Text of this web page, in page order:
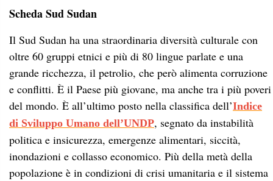
Scheda Sud Sudan
Il Sud Sudan ha una straordinaria diversità culturale con
oltre 60 gruppi etnici e più di 80 lingue parlate e una
grande ricchezza, il petrolio, che però alimenta corruzione
e conflitti. È il Paese più giovane, ma anche tra i più poveri
del mondo. È all’ultimo posto nella classifica dell’Indice
di Sviluppo Umano dell’UNDP, segnato da instabilità
politica e insicurezza, emergenze alimentari, siccità,
inondazioni e collasso economico. Più della metà della
popolazione è in condizioni di crisi umanitaria e il sistema